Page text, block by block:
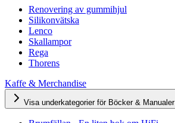
Renovering av gummihjul
Silikonvätska
Lenco
Skallampor
Rega
Thorens
Kaffe & Merchandise
Visa underkategorier för Böcker & Manualer